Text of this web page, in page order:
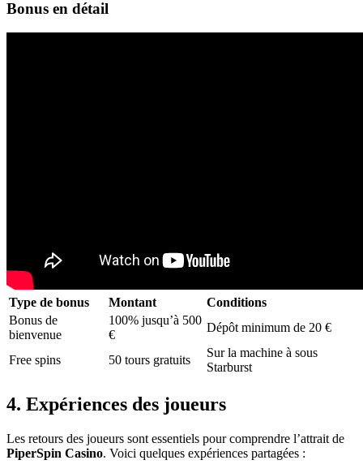
Bonus en détail
Type de bonus Montant
Conditions
Bonus de
bienvenue
100% jusqu’à 500
€
Dépôt minimum de 20 €
Free spins 50 tours gratuits
Sur la machine à sous
Starburst
4. Expériences des joueurs
Les retours des joueurs sont essentiels pour comprendre l’attrait de
PiperSpin Casino. Voici quelques expériences partagées :